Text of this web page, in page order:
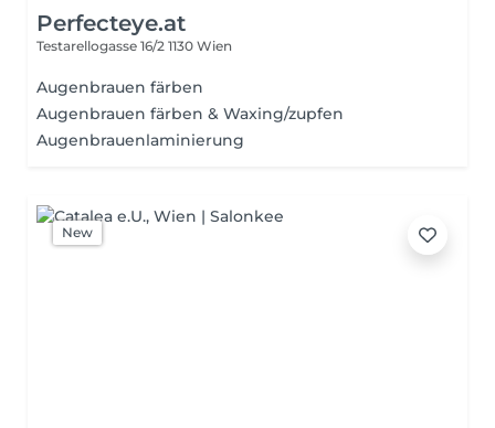
Perfecteye.at
Testarellogasse 16/2 1130 Wien
Augenbrauen färben
Augenbrauen färben & Waxing/zupfen
Augenbrauenlaminierung
New